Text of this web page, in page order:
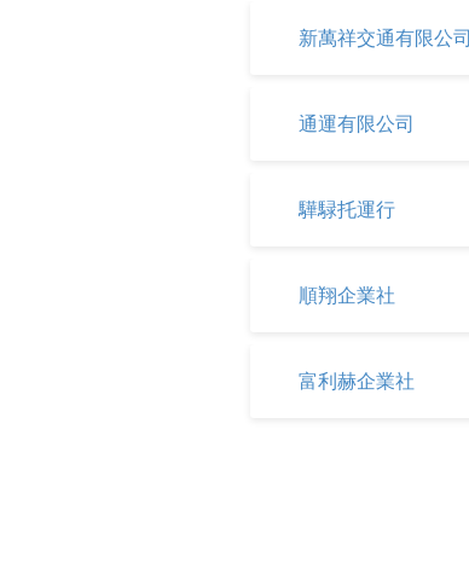
新萬祥交通有限公司
通運有限公司
驊騄托運行
順翔企業社
富利赫企業社